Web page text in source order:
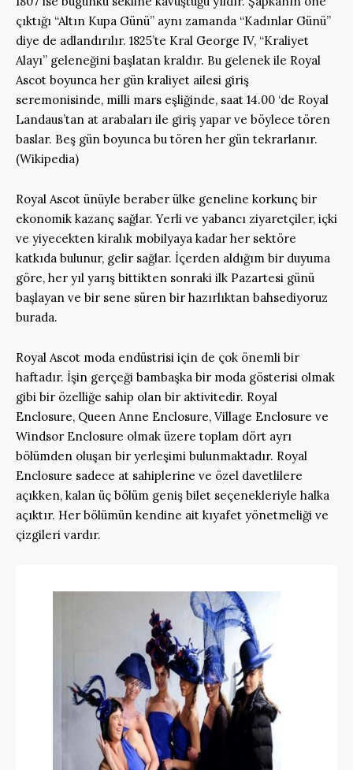
çıktığı “Altın Kupa Günü” aynı zamanda “Kadınlar Günü”
diye de adlandırılır. 1825’te Kral George IV, “Kraliyet
Alayı” geleneğini başlatan kraldır. Bu gelenek ile Royal
Ascot boyunca her gün kraliyet ailesi giriş
seremonisinde, milli mars eşliğinde, saat 14.00 ‘de Royal
Landaus’tan at arabaları ile giriş yapar ve böylece tören
baslar. Beş gün boyunca bu tören her gün tekrarlanır.
(Wikipedia)
Royal Ascot ünüyle beraber ülke geneline korkunç bir
ekonomik kazanç sağlar. Yerli ve yabancı ziyaretçiler, içki
ve yiyecekten kiralık mobilyaya kadar her sektöre
katkıda bulunur, gelir sağlar. İçerden aldığım bir duyuma
göre, her yıl yarış bittikten sonraki ilk Pazartesi günü
başlayan ve bir sene süren bir hazırlıktan bahsediyoruz
burada.
Royal Ascot moda endüstrisi için de çok önemli bir
haftadır. İşin gerçeği bambaşka bir moda gösterisi olmak
gibi bir özelliğe sahip olan bir aktivitedir. Royal
Enclosure, Queen Anne Enclosure, Village Enclosure ve
Windsor Enclosure olmak üzere toplam dört ayrı
bölümden oluşan bir yerleşimi bulunmaktadır. Royal
Enclosure sadece at sahiplerine ve özel davetlilere
açıkken, kalan üç bölüm geniş bilet seçenekleriyle halka
açıktır. Her bölümün kendine ait kıyafet yönetmeliği ve
çizgileri vardır.